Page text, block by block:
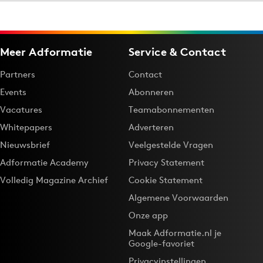
Menu
Home
9 sept: GenAI-training
12 nov: MarketingLive!
Adverteren
Events
Opleidingen
Vacatures
Meer Adformatie
Partners
Events
Vacatures
Whitepapers
Nieuwsbrief
Adformatie Academy
Volledig Magazine Archief
Service & Contact
Contact
Abonneren
Teamabonnementen
Adverteren
Veelgestelde Vragen
Privacy Statement
Cookie Statement
Algemene Voorwaarden
Onze app
Maak Adformatie.nl je
Google-favoriet